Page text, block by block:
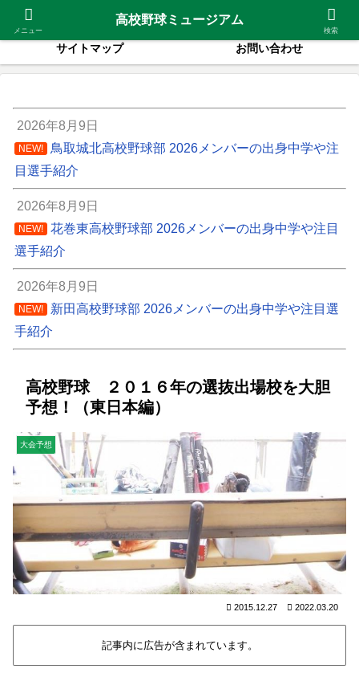
2026夏甲子園出場校 紹介高校一覧
サイトマップ お問い合わせ
2026年8月9日
NEW!
鳥取城北高校野球部 2026メンバーの出身中学や注
目選手紹介
2026年8月9日
NEW!
花巻東高校野球部 2026メンバーの出身中学や注目
選手紹介
2026年8月9日
NEW!
新田高校野球部 2026メンバーの出身中学や注目選
手紹介
高校野球 ２０１６年の選抜出場校を大胆
予想！（東日本編）
大会予想
2015.12.27 2022.03.20
記事内に広告が含まれています。
メニュー
高校野球ミュージアム
検索